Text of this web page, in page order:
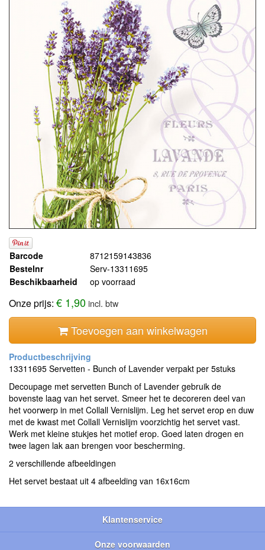
Barcode
8712159143836
Bestelnr
Serv-13311695
Beschikbaarheid
op voorraad
Onze prijs: € 1,90incl. btw
Toevoegen aan winkelwagen
13311695 Servetten - Bunch of Lavender verpakt per 5stuks
Decoupage met servetten Bunch of Lavender gebruik de
bovenste laag van het servet. Smeer het te decoreren deel van
het voorwerp in met Collall Vernislijm. Leg het servet erop en duw
met de kwast met Collall Vernislijm voorzichtig het servet vast.
Werk met kleine stukjes het motief erop. Goed laten drogen en
twee lagen lak aan brengen voor bescherming.
2 verschillende afbeeldingen
Het servet bestaat uit 4 afbeelding van 16x16cm
Klantenservice
Onze voorwaarden